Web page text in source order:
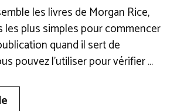
les livres de Morgan Rice,
les plus simples pour commencer
quand il sert de
pouvez l’utiliser pour vérifier …